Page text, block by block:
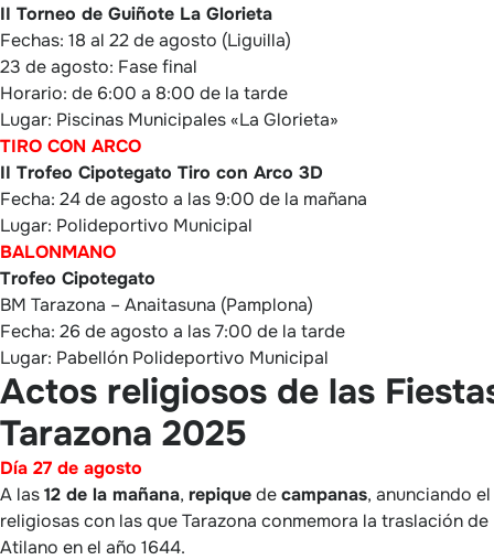
II Torneo de Guiñote La Glorieta
Fechas: 18 al 22 de agosto (Liguilla)
23 de agosto: Fase final
Horario: de 6:00 a 8:00 de la tarde
Lugar: Piscinas Municipales «La Glorieta»
TIRO CON ARCO
II Trofeo Cipotegato Tiro con Arco 3D
Fecha: 24 de agosto a las 9:00 de la mañana
Lugar: Polideportivo Municipal
BALONMANO
Trofeo Cipotegato
BM Tarazona – Anaitasuna (Pamplona)
Fecha: 26 de agosto a las 7:00 de la tarde
Lugar: Pabellón Polideportivo Municipal
Actos religiosos de las
Tarazona 2025
Día 27 de agosto
A las12 de la mañana, repiquedecampanas, anunciando
religiosas con las que Tarazona conmemora la traslación
Atilano en el año 1644.